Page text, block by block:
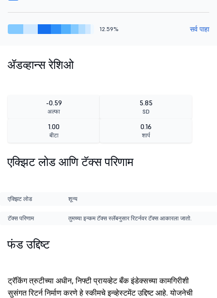
12.59% सर्व पाहा
ॲडव्हान्स रेशिओ
-0.59
अल्फा
5.85
SD
1.00
बीटा
0.16
शार्प
एक्झिट लोड आणि टॅक्स परिणाम
एक्झिट लोड शून्य
टॅक्स परिणाम तुमच्या इन्कम टॅक्स स्लॅबनुसार रिटर्नवर टॅक्स आकारला जातो.
फंड उद्दिष्ट
ट्रॅकिंग त्रुटीच्या अधीन, निफ्टी प्रायव्हेट बँक इंडेक्सच्या कामगिरीशी
सुसंगत रिटर्न निर्माण करणे हे स्कीमचे इन्व्हेस्टमेंट उद्दिष्ट आहे. योजनेची